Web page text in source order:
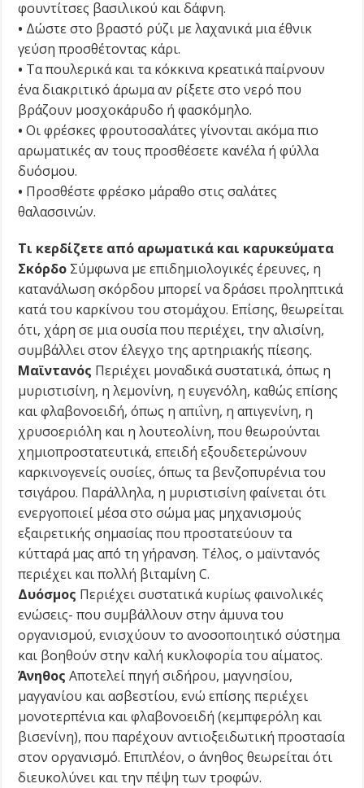
φουντίτσες βασιλικού και δάφνη.
• Δώστε στο βραστό ρύζι με λαχανικά μια έθνικ
γεύση προσθέτοντας κάρι.
• Τα πουλερικά και τα κόκκινα κρεατικά παίρνουν
ένα δια­κρι­τικό άρωμα αν ρίξετε στο νερό που
βράζουν μοσχοκάρυδο ή φασκόμηλο.
• Οι φρέσκες φρουτοσαλάτες γίνονται ακόμα πιο
αρωματικές αν τους προσθέσετε κανέλα ή φύλλα
δυόσμου.
• Προσθέστε φρέσκο μάραθο στις σαλάτες
θαλασσινών.
Τι κερδίζετε από αρωματικά και καρυκεύματα
Σκόρδο Σύμφωνα με επιδημιολογικές έρευνες, η
κατανάλωση σκόρδου μπορεί να δράσει προληπτικά
κατά του καρκίνου του στομάχου. Επίσης, θεωρείται
ότι, χάρη σε μια ουσία που περιέχει, την αλισίνη,
συμβάλλει στον έλεγχο της αρτηριακής πίεσης.
Μαϊντανός Περιέχει μοναδικά συστατικά, όπως η
μυριστισίνη, η λεμονίνη, η ευγενόλη, καθώς επίσης
και φλαβονοειδή, όπως η απιΐνη, η απιγενίνη, η
χρυσοεριόλη και η λουτεολίνη, που θεωρούνται
χημιοπροστατευτικά, επειδή εξουδετερώνουν
καρκινογενείς ουσίες, όπως τα βενζοπυρένια του
τσιγάρου. Παράλληλα, η μυριστισίνη φαίνεται ότι
ενεργοποιεί μέσα στο σώμα μας μηχανισμούς
εξαιρετικής σημασίας που προστατεύουν τα
κύτταρά μας από τη γήρανση. Τέλος, o μαϊντανός
περιέχει και πολλή βιταμίνη C.
Δυόσμος Περιέχει συστατικά κυρίως φαινολικές
ενώσεις- που συμβάλλουν στην άμυνα του
οργανισμού, ενισχύουν το ανοσοποιητικό σύστημα
και βοηθούν στην καλή κυκλοφορία του αίματος.
Άνηθος Αποτελεί πηγή σιδήρου, μαγνησίου,
μαγγανίου και ασβε­στίου, ενώ επίσης περιέχει
μονοτερπένια και φλαβονοειδή (κεμπφερόλη και
βισενίνη), που παρέχουν αντιοξειδωτική προστασία
στον οργανισμό. Επιπλέον, ο άνηθος θεωρείται ότι
διευκολύνει και την πέψη των τροφών.